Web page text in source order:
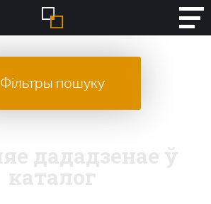
Фільтры пошуку